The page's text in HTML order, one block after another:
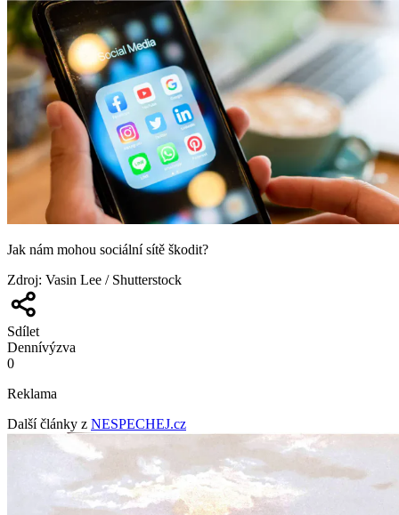
Jak nám mohou sociální sítě škodit?
Zdroj: Vasin Lee / Shutterstock
Sdílet
Dennívýzva
0
Reklama
Další články z NESPECHEJ.cz